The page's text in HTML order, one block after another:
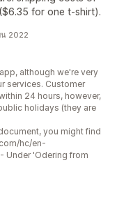
for one t-shirt).
น 2022
although we're very
services. Customer
24 hours, however,
holidays (they are
you might find
hc/en-
'Odering from